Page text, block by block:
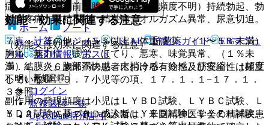
症、射精障害、前立腺炎、頻尿、（頻度不明）持続勃起、勃
起時疼痛、射精不能、精巣痛、オルガズム異常、尿意切迫。
７）． その他：（５％以上）体重減少、（１〜５％未満）
胸痛、無力症、疲労、ほてり、悪寒、味覚異常、（１％未
満）結膜炎、胸部不快感、末梢冷感、冷感、筋痙縮、（頻度
不明）散瞳。
副作用の発現頻度は小児はＬＹＢＤ試験、ＬＹＢＣ試験、Ｌ
ＹＤＡ試験に基づき、成人はＬＹＥＤ試験、ＬＹＥＨ試験、
効能・効果に関連する注意
（効能又は効果に関連する注意）
５．１． ６歳未満の患者における有効性及び安全性は確立
していない〔９．７小児等の項、１７．１．１−１７．１．
３参照〕。
５．２． ＡＤ／ＨＤの診断は、米国精神医学会の精神疾患
ホーム
ノート
表・計算
レジメン CTCAE 抗菌薬ガイド
ERマニュ
アル
薬剤情報 ポスト
新規登録
ログイン
監修医師一覧
UpToDate特別割引